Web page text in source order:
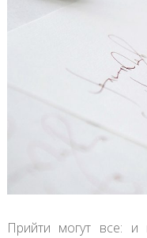
Прийти могут все: и